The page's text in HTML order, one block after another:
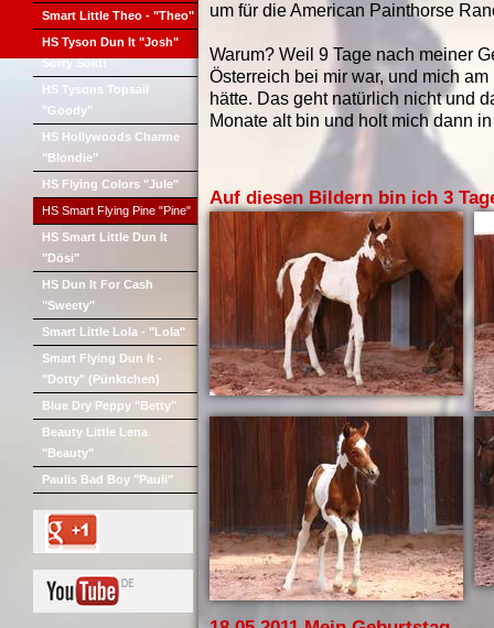
Smart Little Theo - "Theo"
HS Tyson Dun It "Josh"
Sorry Sold!
HS Tysons Topsail
"Goody"
HS Hollywoods Charme
"Blondie"
HS Flying Colors "Jule"
HS Smart Flying Pine "Pine"
HS Smart Little Dun It
"Dösi"
HS Dun It For Cash
"Sweety"
Smart Little Lola - "Lola"
Smart Flying Dun It -
"Dotty" (Pünktchen)
Blue Dry Peppy "Betty"
Beauty Little Lena
"Beauty"
Paulis Bad Boy "Pauli"
um für die American Painthorse
Warum? Weil 9 Tage nach meiner
Österreich bei mir war, und mich
hätte. Das geht natürlich nicht und
Monate alt bin und holt mich dann
Auf diesen Bildern bin ich 3